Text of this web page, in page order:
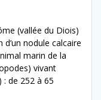
(vallée du Diois)
nodule calcaire
marin de la
vivant
: de 252 à 65